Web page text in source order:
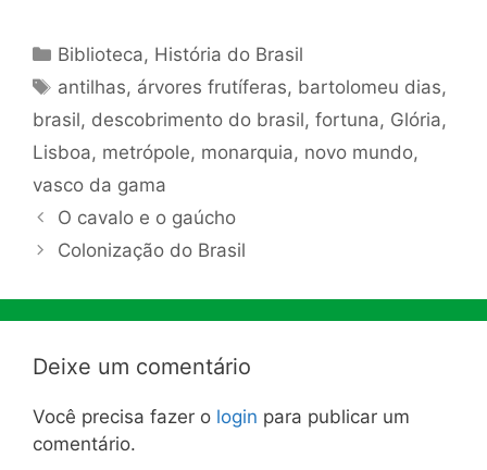
Categorias
Biblioteca, História do Brasil
Tags
antilhas, árvores frutíferas, bartolomeu dias,
brasil, descobrimento do brasil, fortuna, Glória,
Lisboa, metrópole, monarquia, novo mundo,
vasco da gama
O cavalo e o gaúcho
Colonização do Brasil
Deixe um comentário
Você precisa fazer o login para publicar um
comentário.